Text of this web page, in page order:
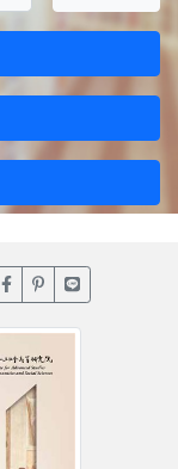
臉書分享(另開新視窗)
噗浪分享(另開新
Line分享(另